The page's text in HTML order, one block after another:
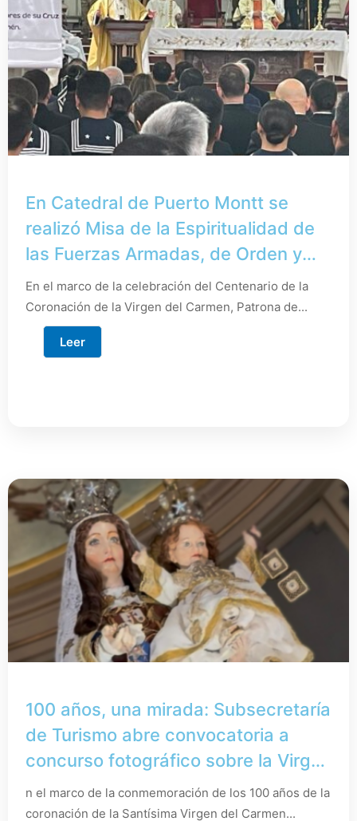
En Catedral de Puerto Montt se
realizó Misa de la Espiritualidad de
las Fuerzas Armadas, de Orden y
Seguridad
En el marco de la celebración del Centenario de la
Coronación de la Virgen del Carmen, Patrona de...
Leer
100 años, una mirada: Subsecretaría
de Turismo abre convocatoria a
concurso fotográfico sobre la Virgen
del Carmen
n el marco de la conmemoración de los 100 años de la
coronación de la Santísima Virgen del Carmen...